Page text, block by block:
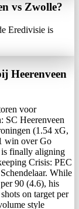
vs Zwolle?
Eredivisie is
Heerenveen
voor
SC Heerenveen
(1.54 xG,
win over Go
is finally aligning
Crisis: PEC
While
90 (4.6), his
on target per
style